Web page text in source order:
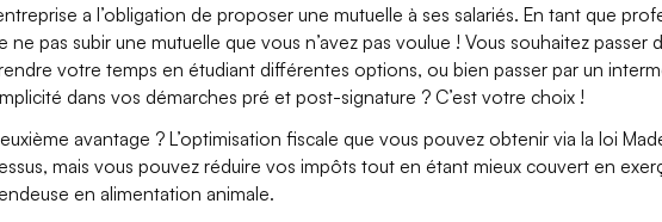
a l’obligation de proposer une mutuelle à ses salariés. En tant que
ne pas subir une mutuelle que vous n’avez pas voulue ! Vous souhaitez passer
votre temps en étudiant différentes options, ou bien passer par un
dans vos démarches pré et post-signature ? C’est votre choix !
avantage ? L’optimisation fiscale que vous pouvez obtenir via la loi
mais vous pouvez réduire vos impôts tout en étant mieux couvert en
en alimentation animale.